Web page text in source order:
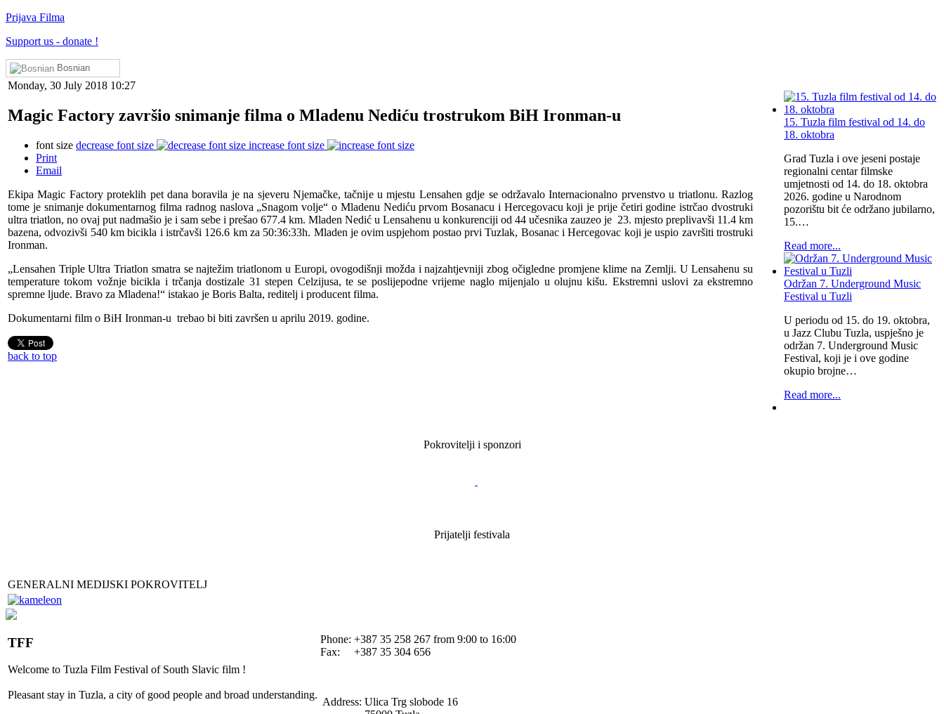
Prijava Filma
Support us - donate !
Bosnian
Monday, 30 July 2018 10:27
Magic Factory završio snimanje filma o Mladenu Nediću trostrukom BiH Ironman-u
font size decrease font size
increase font size
Print
Email
Ekipa Magic Factory proteklih pet dana boravila je na sjeveru Njemačke, tačnije u mjestu Lensahen gdje se održavalo Internacionalno prvenstvo u triatlonu. Razlog
tome je snimanje dokumentarnog filma radnog naslova „Snagom volje“ o Mladenu Nediću prvom Bosanacu i Hercegovacu koji je prije četiri godine istrčao dvostruki
ultra triatlon, no ovaj put nadmašio je i sam sebe i prešao 677.4 km. Mladen Nedić u Lensahenu u konkurenciji od 44 učesnika zauzeo je 23. mjesto preplivavši 11.4 km
bazena, odvozivši 540 km bicikla i istrčavši 126.6 km za 50:36:33h. Mladen je ovim uspjehom postao prvi Tuzlak, Bosanac i Hercegovac koji je uspio završiti trostruki
Ironman.
„Lensahen Triple Ultra Triatlon smatra se najtežim triatlonom u Europi, ovogodišnji možda i najzahtjevniji zbog očigledne promjene klime na Zemlji. U Lensahenu su
temperature tokom vožnje bicikla i trčanja dostizale 31 stepen Celzijusa, te se poslijepodne vrijeme naglo mijenjalo u olujnu kišu. Ekstremni uslovi za ekstremno
spremne ljude. Bravo za Mladena!“ istakao je Boris Balta, reditelj i producent filma.
Dokumentarni film o BiH Ironman-u trebao bi biti završen u aprilu 2019. godine.
back to top
15. Tuzla film festival od 14. do
18. oktobra
Grad Tuzla i ove jeseni postaje
regionalni centar filmske
umjetnosti od 14. do 18. oktobra
2026. godine u Narodnom
pozorištu bit će održano jubilarno,
15.…
Read more...
Održan 7. Underground Music
Festival u Tuzli
U periodu od 15. do 19. oktobra,
u Jazz Clubu Tuzla, uspješno je
održan 7. Underground Music
Festival, koji je i ove godine
okupio brojne…
Read more...
Pokrovitelji i sponzori
Prijatelji festivala
GENERALNI MEDIJSKI POKROVITELJ
TFF
Welcome to Tuzla Film Festival of South Slavic film !
Pleasant stay in Tuzla, a city of good people and broad understanding.
Phone: +387 35 258 267 from 9:00 to 16:00
Fax: +387 35 304 656
Address: Ulica Trg slobode 16